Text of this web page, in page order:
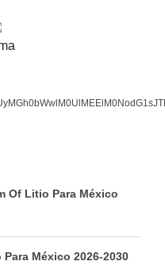
Of Litio Para México
México 2026-2030